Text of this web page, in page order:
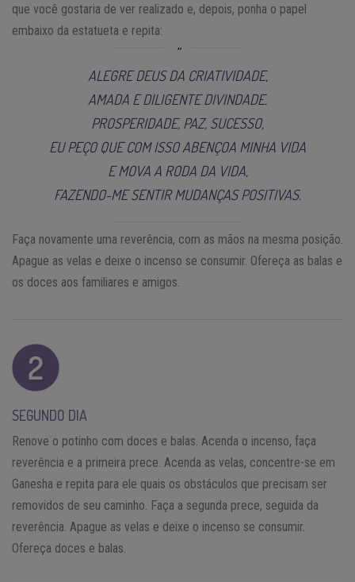
que você gostaria de ver realizado e, depois, ponha o papel
embaixo da estatueta e repita:
ALEGRE DEUS DA CRIATIVIDADE,
AMADA E DILIGENTE DIVINDADE.
PROSPERIDADE, PAZ, SUCESSO,
EU PEÇO QUE COM ISSO ABENÇOA MINHA VIDA
E MOVA A RODA DA VIDA,
FAZENDO-ME SENTIR MUDANÇAS POSITIVAS.
Faça novamente uma reverência, com as mãos na mesma posição.
Apague as velas e deixe o incenso se consumir. Ofereça as balas e
os doces aos familiares e amigos.
SEGUNDO DIA
Renove o potinho com doces e balas. Acenda o incenso, faça
reverência e a primeira prece. Acenda as velas, concentre-se em
Ganesha e repita para ele quais os obstáculos que precisam ser
removidos de seu caminho. Faça a segunda prece, seguida da
reverência. Apague as velas e deixe o incenso se consumir.
Ofereça doces e balas.